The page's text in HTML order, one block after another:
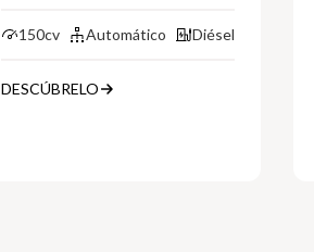
150cv Automático Diésel
DESCÚBRELO